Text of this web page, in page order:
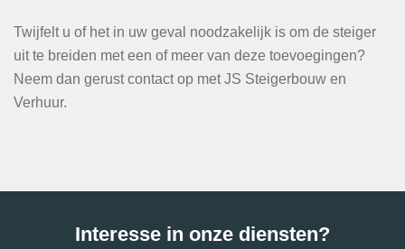
Twijfelt u of het in uw geval noodzakelijk is om de steiger
uit te breiden met een of meer van deze toevoegingen?
Neem dan gerust contact op met JS Steigerbouw en
Verhuur.
Interesse in onze diensten?